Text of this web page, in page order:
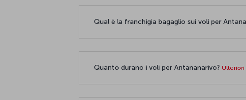
Qual è la franchigia bagaglio sui voli per
Quanto durano i voli per Antananarivo? Ulteriori